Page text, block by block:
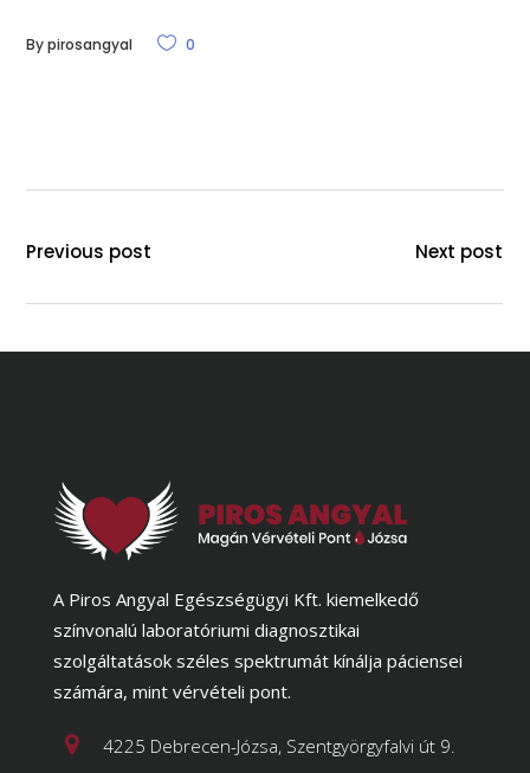
Bypirosangyal 0
Previous post Next post
A Piros Angyal Egészségügyi Kft. kiemelkedő
színvonalú laboratóriumi diagnosztikai
szolgáltatások széles spektrumát kínálja páciensei
számára, mint vérvételi pont.
4225 Debrecen-Józsa, Szentgyörgyfalvi út 9.